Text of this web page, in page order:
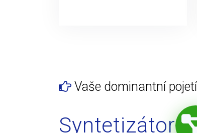
Vaše dominantní
Syntetizátor